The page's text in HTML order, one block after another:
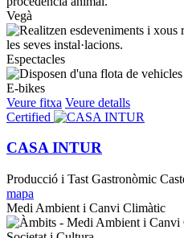
Vegà
Espectacles
E-bikes
Veure fitxa Veure detalls
Certified
CASA INTUR
Producció i Tast Gastronòmic
mapa
Medi Ambient i Canvi Climàtic